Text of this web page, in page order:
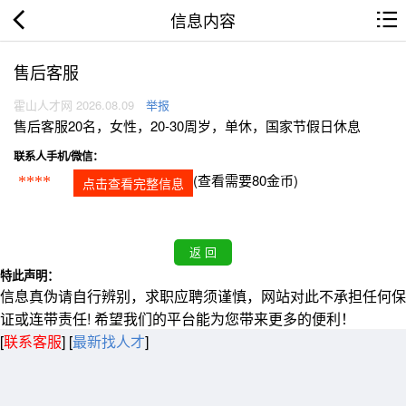
信息内容
售后客服
霍山人才网 2026.08.09 举报
售后客服20名，女性，20-30周岁，单休，国家节假日休息
联系人手机/微信：
**** 点击查看完整信息 (查看需要80金币)
特此声明：
信息真伪请自行辨别，求职应聘须谨慎，网站对此不承担任何保
证或连带责任! 希望我们的平台能为您带来更多的便利！
[联系客服] [最新找人才]